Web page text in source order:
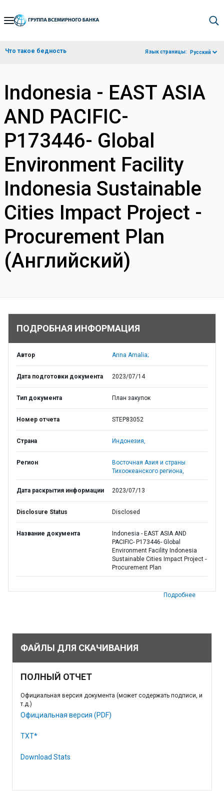
Skip
Navigation
Что такое бедность Язык страницы: Русский
Indonesia - EAST ASIA
AND PACIFIC-
P173446- Global
Environment Facility
Indonesia Sustainable
Cities Impact Project -
Procurement Plan
(Английский)
ПОДРОБНАЯ ИНФОРМАЦИЯ
Автор Anna Amalia;
Дата подготовки документа 2023/07/14
Тип документа План закупок
Номер отчета STEP83052
Страна Индонезия,
Регион
Восточная Азия и страны
Тихоокеанского региона,
Дата раскрытия информации 2023/07/13
Disclosure Status Disclosed
Название документа
Indonesia - EAST ASIA AND
PACIFIC- P173446- Global
Environment Facility Indonesia
Sustainable Cities Impact Project -
Procurement Plan
Подробнее
ФАЙЛЫ ДЛЯ СКАЧИВАНИЯ
ПОЛНЫЙ ОТЧЕТ
Официальная версия документа (может содержать подписи, и
т.д.)
Официальная версия (PDF)
TXT*
Download Stats